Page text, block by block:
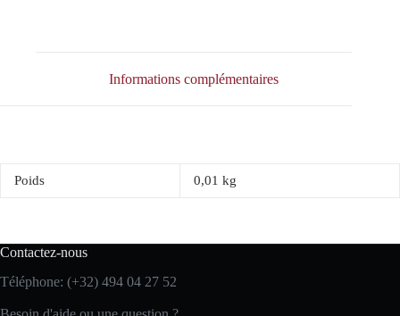
Informations complémentaires
Poids 0,01 kg
Contactez-nous
Téléphone: (+32) 494 04 27 52